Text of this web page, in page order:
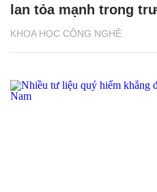
KHOA HỌC CÔNG NGHỆ
lan tỏa mạnh trong